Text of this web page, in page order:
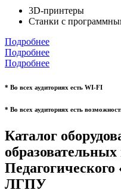
3D-принтеры
Станки с
Подробнее
Подробнее
Подробнее
* Во всех аудиториях есть WI-FI
* Во всех аудиториях есть
Каталог
ЛГПУ